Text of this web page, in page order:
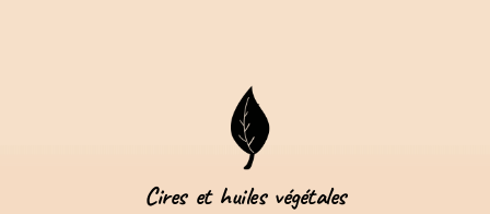
Cires et huiles végétales